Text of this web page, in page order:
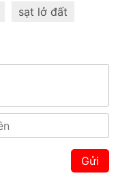
sạt lở đất
Gửi